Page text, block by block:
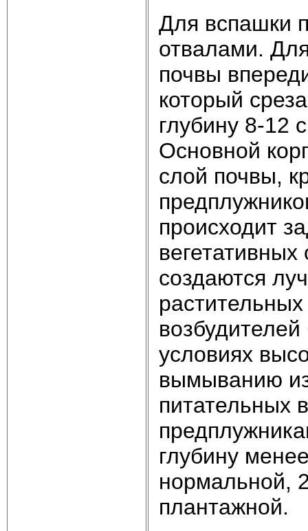
Для вспашки
отвалами.
почвы
который
глубину 8-12
Основной
слой почвы,
происходит
создаются
условиях
вымыванию
питательных
глубину
нормальной,
плантажной.